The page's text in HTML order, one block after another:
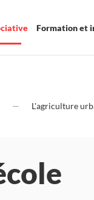
Formation et
L'agriculture